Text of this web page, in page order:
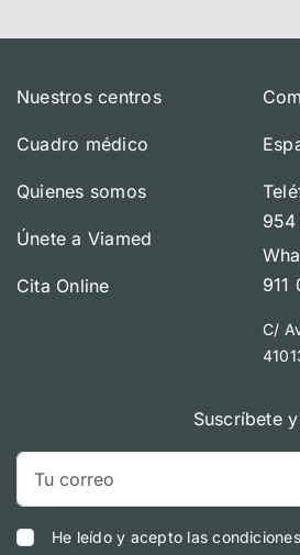
Nuestros centros
Cuadro médico
Quienes somos
Únete a Viamed
Cita Online
911
C/
Suscríbete
He leído y acepto las